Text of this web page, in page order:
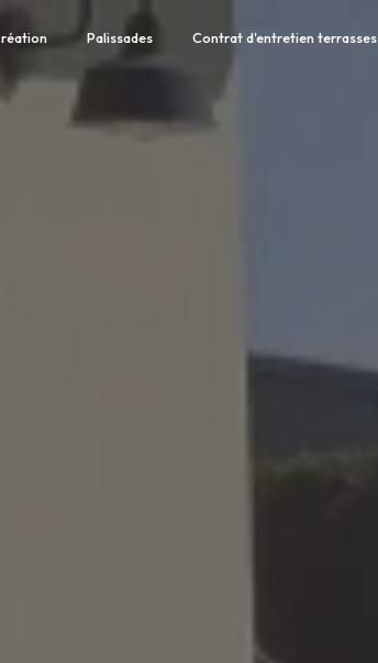
Palissades Contrat d'entretien terrasses